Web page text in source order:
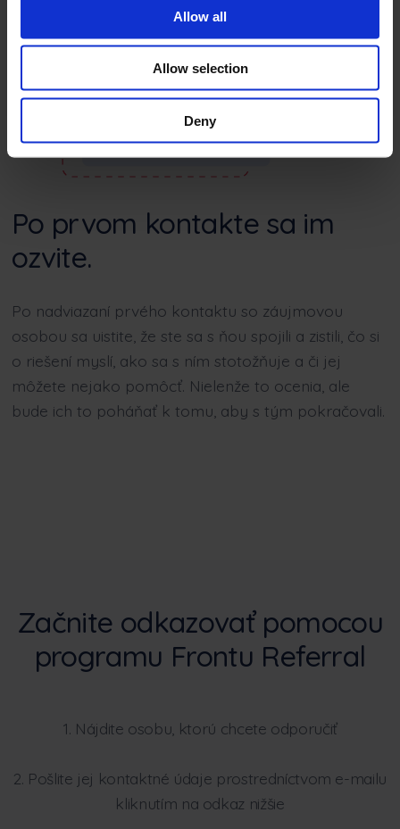
Allow all
Allow selection
Deny
Po prvom kontakte sa im
ozvite.
Po nadviazaní prvého kontaktu so záujmovou
osobou sa uistite, že ste sa s ňou spojili a zistili, čo si
o riešení myslí, ako sa s ním stotožňuje a či jej
môžete nejako pomôcť. Nielenže to ocenia, ale
bude ich to poháňať k tomu, aby s tým pokračovali.
Začnite odkazovať pomocou
programu Frontu Referral
1. Nájdite osobu, ktorú chcete odporučiť
2. Pošlite jej kontaktné údaje prostredníctvom e-mailu
kliknutím na odkaz nižšie